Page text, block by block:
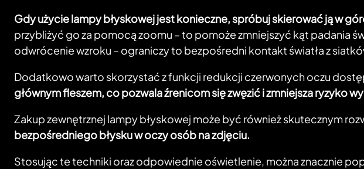
Gdy użycie lampy błyskowej jest konieczne, spróbuj skierować ją w
przybliżyć go za pomocą zoomu – to pomoże zmniejszyć kąt padania
odwrócenie wzroku – ograniczy to bezpośredni kontakt światła z
Dodatkowo warto skorzystać z funkcji redukcji czerwonych oczu
głównym fleszem, co pozwala źrenicom się zwęzić i zmniejsza ryzyko
Zakup zewnętrznej lampy błyskowej może być również skutecznym
bezpośredniego błysku w oczy osób na zdjęciu.
Stosując te techniki oraz odpowiednie oświetlenie, można znacznie